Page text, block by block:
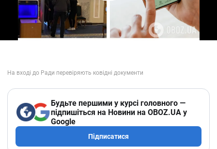
Будьте першими у курсі головного —
підпишіться на Новини на OBOZ.UA у
Google
Підписатися